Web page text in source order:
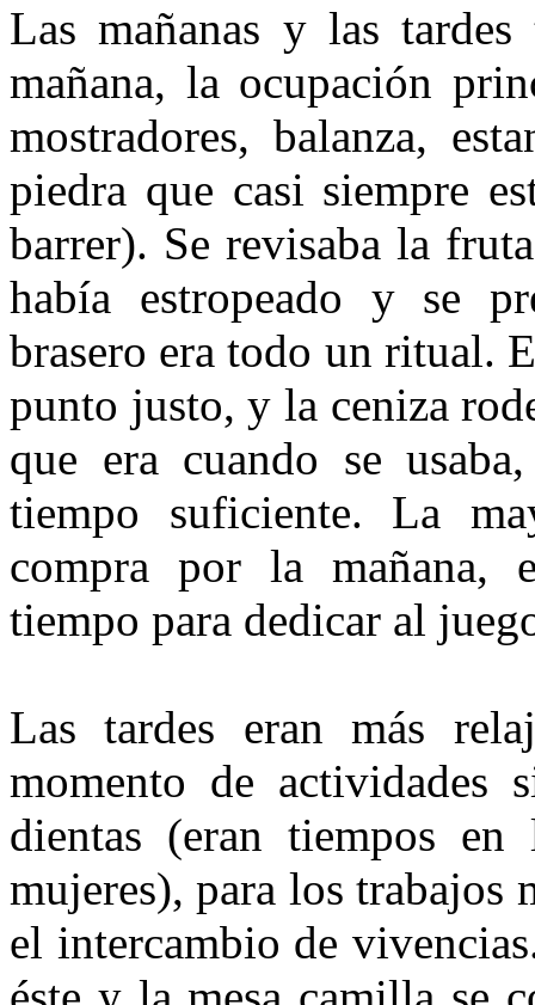
Las mañanas y las
mañana, la ocupación
mostradores, balanza,
piedra que casi siempre
barrer). Se revisaba la
había estropeado y se
brasero era todo un ritual.
punto justo, y la ceniza
que era cuando se
tiempo suficien­te. La
compra por la mañana,
tiempo para dedicar al
Las tardes eran más
momento de actividades
dientas (eran tiempos
mujeres), para los trabajos
el intercambio de